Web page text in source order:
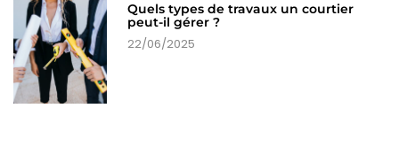
Quels types de travaux un courtier
peut-il gérer ?
22/06/2025